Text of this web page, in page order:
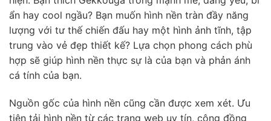
ẩn hay cool ngầu? Bạn muốn hình nền tràn đầy năng
lượng với tư thế chiến đấu hay một hình ảnh tĩnh, tập
trung vào vẻ đẹp thiết kế? Lựa chọn phong cách phù
hợp sẽ giúp hình nền thực sự là của bạn và phản ánh
cá tính của bạn.
Nguồn gốc của hình nền cũng cần được xem xét. Ưu
tiên tải hình nền từ các trang web uy tín, cộng đồng